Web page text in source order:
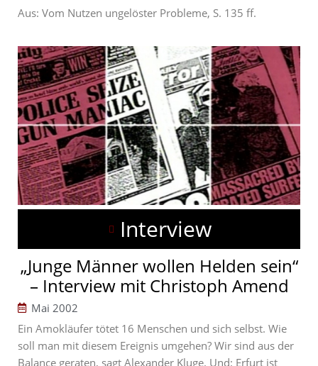
Aus: Vom Nutzen ungelöster Probleme, S. 135 ff.
Interview
„Junge Männer wollen Helden sein“
– Interview mit Christoph Amend
Mai 2002
Ein Amokläufer tötet 16 Menschen und sich selbst. Wie
soll man mit diesem Ereignis umgehen? Wir sind aus der
Balance geraten, sagt Alexander Kluge. Und: Erfurt ist